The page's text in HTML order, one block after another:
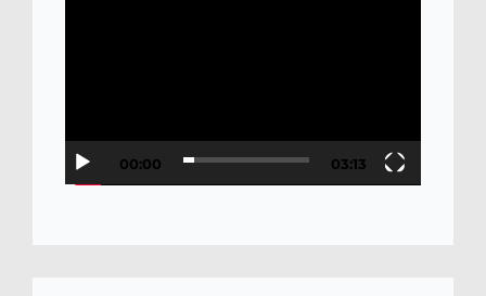
00:00 03:13